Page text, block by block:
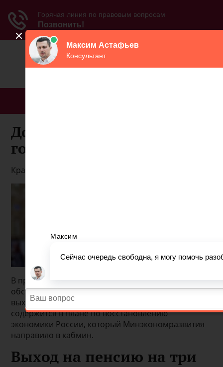
Досрочная пенсия на три
года раньше
Краткое содержание:
В правительстве в качестве антикризисной
обсуждается мера по смягчению условий для
выхода на досрочную пенсию. Такое предложение
содержится в плане по восстановлению
экономики России, который Минэкономразвития
направило в кабмин.
Выход на пенсию на три